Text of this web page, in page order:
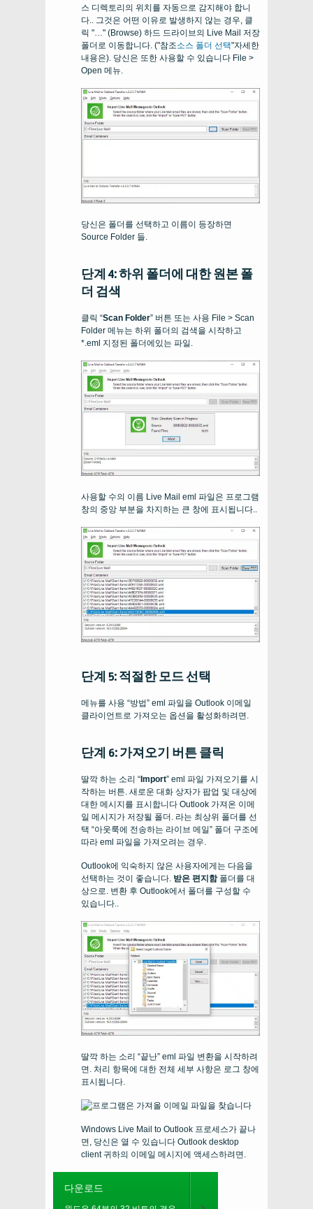
스 디렉토리의 위치를 ​​자동으로 감지해야 합니
다.. 그것은 어떤 이유로 발생하지 않는 경우, 클
릭 "…" (Browse) 하드 드라이브의 Live Mail 저장
폴더로 이동합니다. ("참조소스 폴더 선택"자세한
내용은). 당신은 또한 사용할 수 있습니다 File >
Open 메뉴.
당신은 폴더를 선택하고 이름이 등장하면
Source Folder 들.
단계 4: 하위 폴더에 대한 원본 폴
더 검색
클릭 “Scan Folder” 버튼 또는 사용 File > Scan
Folder 메뉴는 하위 폴더의 검색을 시작하고
*.eml 지정된 폴더에있는 파일.
사용할 수의 이름 Live Mail eml 파일은 프로그램
창의 중앙 부분을 차지하는 큰 창에 표시됩니다..
단계 5: 적절한 모드 선택
메뉴를 사용 “방법” eml 파일을 Outlook 이메일
클라이언트로 가져오는 옵션을 활성화하려면.
단계 6: 가져오기 버튼 클릭
딸깍 하는 소리 “Import” eml 파일 가져오기를 시
작하는 버튼. 새로운 대화 상자가 팝업 및 대상에
대한 메시지를 표시합니다 Outlook 가져온 이메
일 메시지가 저장될 폴더. 라는 최상위 폴더를 선
택 “아웃룩에 전송하는 라이브 메일” 폴더 구조에
따라 eml 파일을 가져오려는 경우.
Outlook에 익숙하지 않은 사용자에게는 다음을
선택하는 것이 좋습니다. 받은 편지함폴더를 대
상으로. 변환 후 Outlook에서 폴더를 구성할 수
있습니다..
딸깍 하는 소리 “끝난” eml 파일 변환을 시작하려
면. 처리 항목에 대한 전체 세부 사항은 로그 창에
표시됩니다.
Windows Live Mail to Outlook 프로세스가 끝나
면, 당신은 열 수 있습니다 Outlook desktop
client귀하의 이메일 메시지에 액세스하려면.
다운로드